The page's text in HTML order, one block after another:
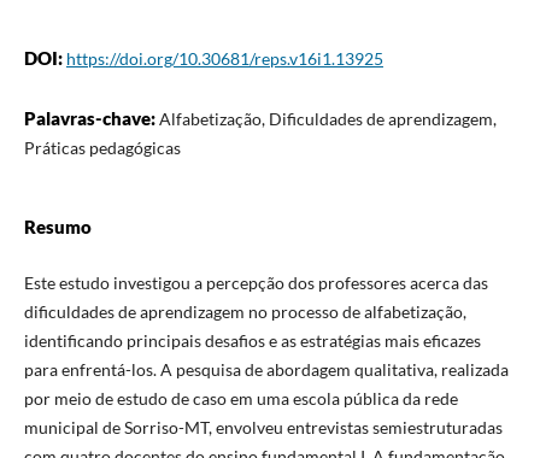
DOI: https://doi.org/10.30681/reps.v16i1.13925
Palavras-chave:Alfabetização, Dificuldades de aprendizagem,
Práticas pedagógicas
Resumo
Este estudo investigou a percepção dos professores acerca das
dificuldades de aprendizagem no processo de alfabetização,
identificando principais desafios e as estratégias mais eficazes
para enfrentá-los. A pesquisa de abordagem qualitativa, realizada
por meio de estudo de caso em uma escola pública da rede
municipal de Sorriso-MT, envolveu entrevistas semiestruturadas